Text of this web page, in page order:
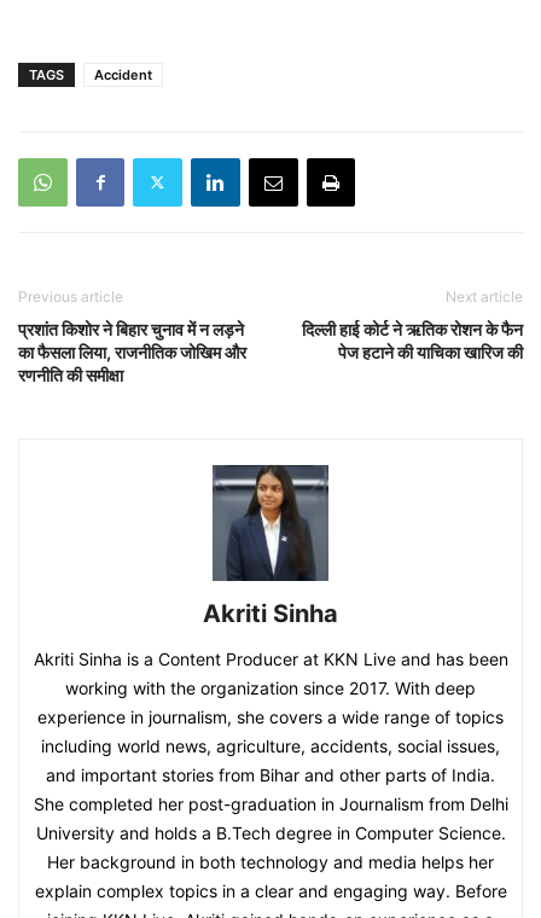
TAGS Accident
Previous article
प्रशांत किशोर ने बिहार चुनाव में न लड़ने
का फैसला लिया, राजनीतिक जोखिम और
रणनीति की समीक्षा
Next article
दिल्ली हाई कोर्ट ने ऋतिक रोशन के फैन
पेज हटाने की याचिका खारिज की
Akriti Sinha
Akriti Sinha is a Content Producer at KKN Live and has been
working with the organization since 2017. With deep
experience in journalism, she covers a wide range of topics
including world news, agriculture, accidents, social issues,
and important stories from Bihar and other parts of India.
She completed her post-graduation in Journalism from Delhi
University and holds a B.Tech degree in Computer Science.
Her background in both technology and media helps her
explain complex topics in a clear and engaging way. Before